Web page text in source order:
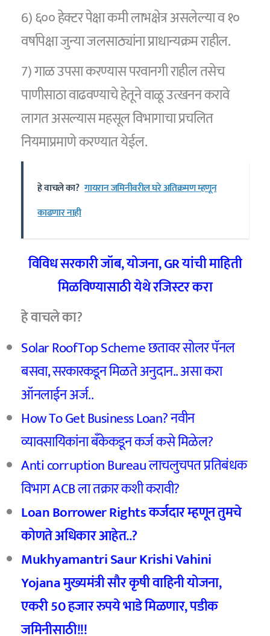
6) ६०० हेक्टर पेक्षा कमी लाभक्षेत्र असलेल्या व १०
वर्षापेक्षा जुन्या जलसाठ्यांना प्राधान्यक्रम राहील.
7) गाळ उपसा करण्यास परवानगी राहील तसेच
पाणीसाठा वाढवण्याचे हेतूने वाळू उत्खनन करावे
लागत असल्यास महसूल विभागाचा प्रचलित
नियमाप्रमाणे करण्यात येईल.
हे वाचले का? गायरान जमिनीवरील घरे अतिक्रमण म्हणून
काढणार नाही
विविध सरकारी जॉब, योजना, GR यांची माहिती
मिळविण्यासाठी येथे रजिस्टर करा
हे वाचले का?
Solar RoofTop Scheme छतावर सोलर पॅनल
बसवा, सरकारकडून मिळते अनुदान.. असा करा
ऑनलाईन अर्ज..
How To Get Business Loan? नवीन
व्यावसायिकांना बँकेकडून कर्ज कसे मिळेल?
Anti corruption Bureau लाचलुचपत प्रतिबंधक
विभाग ACB ला तक्रार कशी करावी?
Loan Borrower Rightsकर्जदार म्हणून तुमचे
कोणते अधिकार आहेत..?
Mukhyamantri Saur Krishi Vahini
Yojanaमुख्यमंत्री सौर कृषी वाहिनी योजना,
एकरी 50हजार रुपये भाडे मिळणार,पडीक
जमिनीसाठी!!!